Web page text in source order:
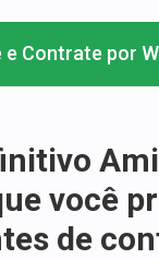
e Contrate por
você
de